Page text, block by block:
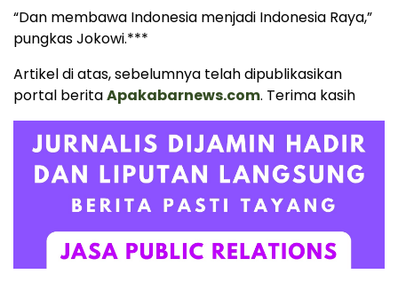
“Dan membawa Indonesia menjadi Indonesia Raya,”
pungkas Jokowi.***
Artikel di atas, sebelumnya telah dipublikasikan
portal beritaApakabarnews.com. Terima kasih